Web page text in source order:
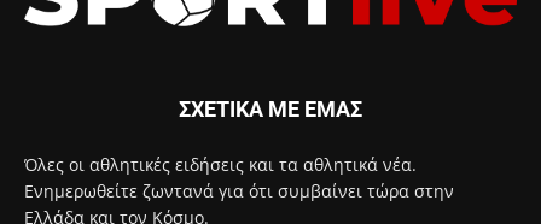
ΣΧΕΤΙΚΑ ΜΕ ΕΜΑΣ
Όλες οι αθλητικές ειδήσεις και τα αθλητικά νέα.
Ενημερωθείτε ζωντανά για ότι συμβαίνει τώρα στην
Ελλάδα και τον Κόσμο.